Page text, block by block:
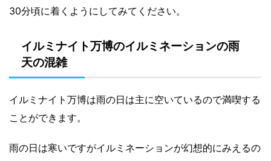
30分頃に着くようにしてみてください。
イルミナイト万博のイルミネーションの雨
天の混雑
イルミナイト万博は雨の日は主に空いているので満喫する
ことができます。
雨の日は寒いですがイルミネーションが幻想的にみえるの